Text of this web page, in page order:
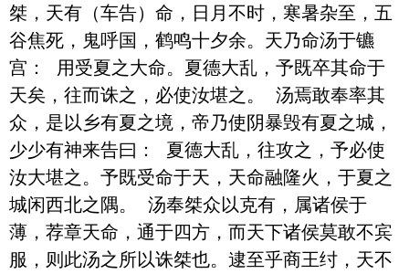
桀，天有（车告）命，日月不时，寒暑杂至，五
谷焦死，鬼呼国，鹤鸣十夕余。天乃命汤于镳
宫： 用受夏之大命。夏德大乱，予既卒其命于
天矣，往而诛之，必使汝堪之。 汤焉敢奉率其
众，是以乡有夏之境，帝乃使阴暴毁有夏之城，
少少有神来告曰： 夏德大乱，往攻之，予必使
汝大堪之。予既受命于天，天命融隆火，于夏之
城闲西北之隅。 汤奉桀众以克有，属诸侯于
薄，荐章天命，通于四方，而天下诸侯莫敢不宾
服，则此汤之所以诛桀也。逮至乎商王纣，天不